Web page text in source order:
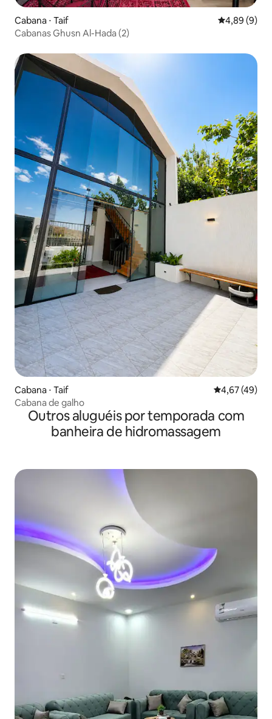
Cabana ⋅ Taif 4,89 de uma
4,89 (9)
Cabanas Ghusn Al-Hada (2)
Cabana ⋅ Taif 4,67 de uma
4,67 (49)
Cabana de galho
Outros aluguéis por temporada com
banheira de hidromassagem